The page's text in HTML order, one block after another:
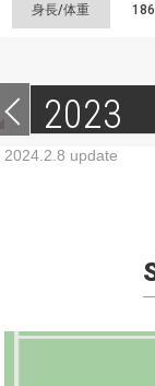
身長/体重
2023
2024.2.8 update